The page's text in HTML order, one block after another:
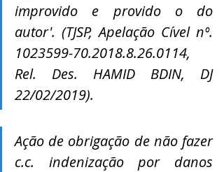
improvido e provido o do
autor'. (TJSP, Apelação Cível nº.
1023599-70.2018.8.26.0114,
Rel. Des. HAMID BDIN, DJ
22/02/2019).
Ação de obrigação de não fazer
c.c. indenização por danos